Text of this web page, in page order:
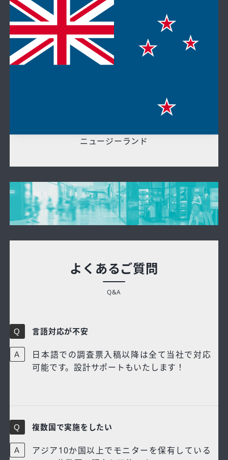
ニュージーランド
よくあるご質問
Q&A
言語対応が不安
日本語での調査票入稿以降は全て当社で対応
可能です。設計サポートもいたします！
複数国で実施をしたい
アジア10か国以上でモニターを保有している